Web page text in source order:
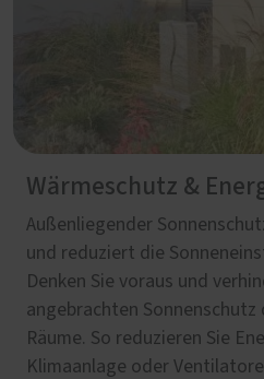
Wärmeschutz &
Außenliegender
und reduziert die
Denken Sie voraus und
angebrachten
Räume. So reduzieren Sie
Klimaanlage oder